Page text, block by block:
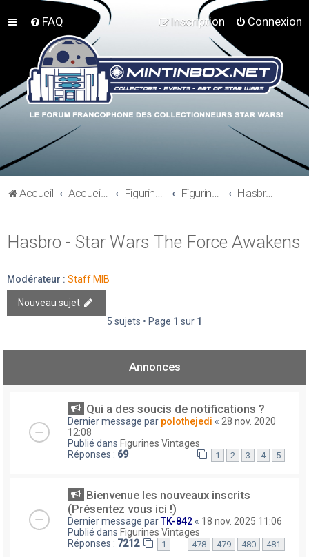
FAQ Connexion
Inscription
Accueil Accueil du forum Figurines 3"3/4, Playsets, Vaisseaux,… Figurines Actuelles Hasbro - Star Wars The Force Awakens
Hasbro - Star Wars The Force Awakens
Modérateur : Staff MIB
Nouveau sujet
5 sujets • Page 1 sur 1
Annonces
Qui a des soucis de notifications ?
Dernier message par polothejedi « 28 nov. 2020
12:08
Publié dans Figurines Vintages
Réponses : 69 1 2 3 4 5
Bienvenue les nouveaux inscrits
(Présentez vous ici !)
Dernier message parTK-842 « 18 nov. 2025 11:06
Publié dans Figurines Vintages
Réponses : 7212 1 … 478 479 480 481